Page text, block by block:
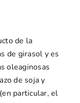
de la
de girasol y es
oleaginosas
de soja y
particular, el